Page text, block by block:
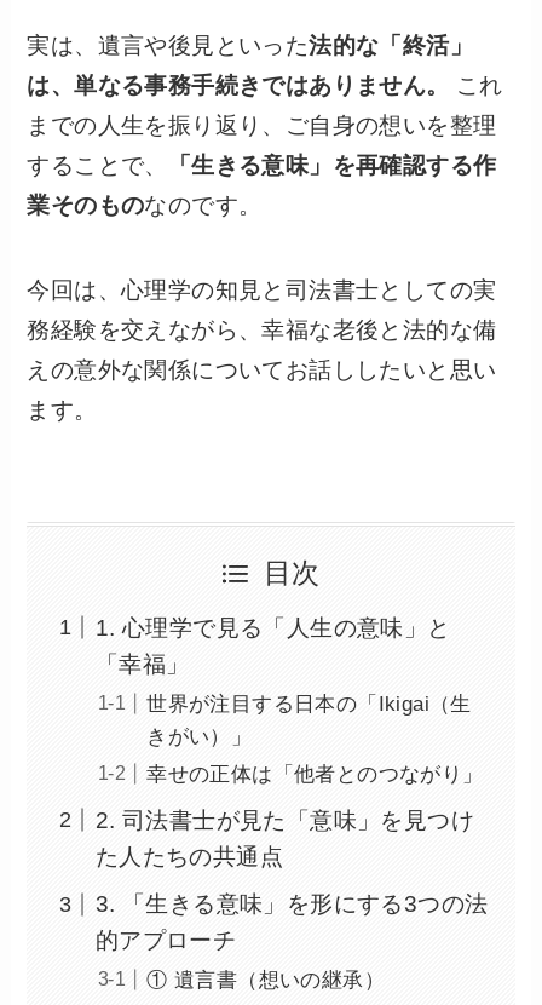
実は、遺言や後見といった法的な「終活」
は、単なる事務手続きではありません。
これ
までの人生を振り返り、ご自身の想いを整理
することで、
「生きる意味」を再確認する作
業そのものなのです。
今回は、心理学の知見と司法書士としての実
務経験を交えながら、幸福な老後と法的な備
えの意外な関係についてお話ししたいと思い
ます。
目次
1. 心理学で見る「人生の意味」と
「幸福」
世界が注目する日本の「Ikigai（生
きがい）」
幸せの正体は「他者とのつながり」
2. 司法書士が見た「意味」を見つけ
た人たちの共通点
3. 「生きる意味」を形にする3つの法
的アプローチ
① 遺言書（想いの継承）